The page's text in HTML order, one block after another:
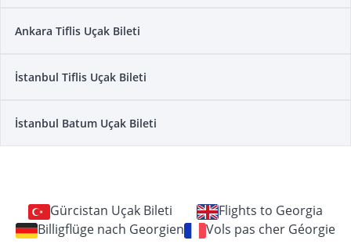
Ankara Tiflis Uçak Bileti
İstanbul Tiflis Uçak Bileti
İstanbul Batum Uçak Bileti
Gürcistan Uçak Bileti
Flights to Georgia
Billigflüge nach Georgien
Vols pas cher Géorgie